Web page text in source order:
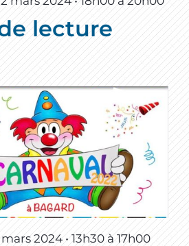
lecture
2024 • 13h30 à17h00